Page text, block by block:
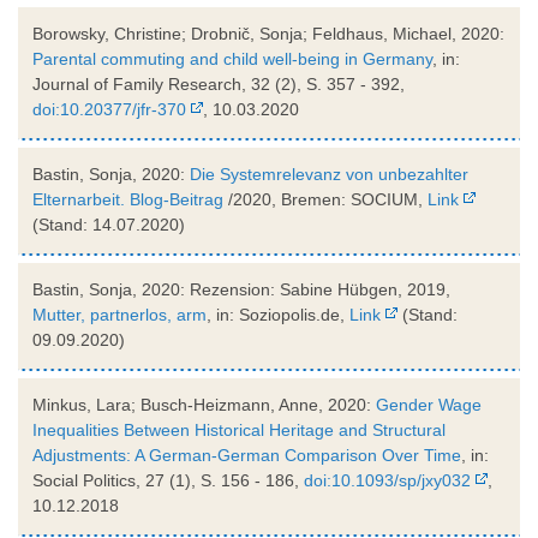
Borowsky, Christine; Drobnič, Sonja; Feldhaus, Michael, 2020:
Parental commuting and child well-being in Germany, in:
Journal of Family Research, 32 (2), S. 357 - 392,
doi:10.20377/jfr-370
, 10.03.2020
Bastin, Sonja, 2020: Die Systemrelevanz von unbezahlter
Elternarbeit. Blog-Beitrag /2020, Bremen: SOCIUM, Link
(Stand: 14.07.2020)
Bastin, Sonja, 2020: Rezension: Sabine Hübgen, 2019,
Mutter, partnerlos, arm , in: Soziopolis.de, Link
(Stand:
09.09.2020)
Minkus, Lara; Busch-Heizmann, Anne, 2020: Gender Wage
Inequalities Between Historical Heritage and Structural
Adjustments: A German-German Comparison Over Time , in:
Social Politics, 27 (1), S. 156 - 186, doi:10.1093/sp/jxy032
10.12.2018